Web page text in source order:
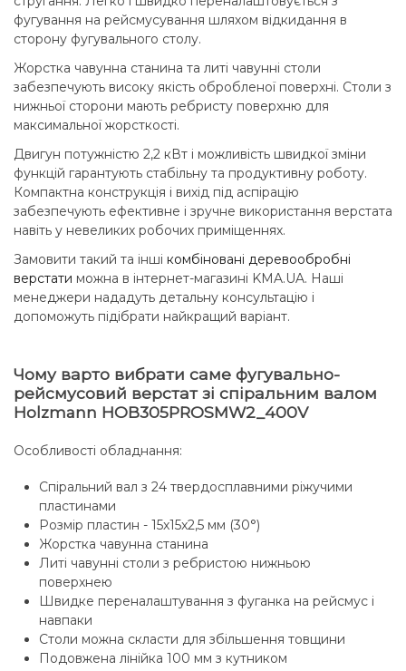
фугування на рейсмусування шляхом відкидання в
сторону фугувального столу.
Жорстка чавунна станина та литі чавунні столи
забезпечують високу якість обробленої поверхні. Столи з
нижньої сторони мають ребристу поверхню для
максимальної жорсткості.
Двигун потужністю 2,2 кВт і можливість швидкої зміни
функцій гарантують стабільну та продуктивну роботу.
Компактна конструкція і вихід під аспірацію
забезпечують ефективне і зручне використання верстата
навіть у невеликих робочих приміщеннях.
Замовити такий та інші комбіновані деревообробні
верстати можна в інтернет-магазині KMA.UA. Наші
менеджери нададуть детальну консультацію і
допоможуть підібрати найкращий варіант.
Чому варто вибрати саме фугувально-
рейсмусовий верстат зі спіральним валом
Holzmann HOB305PROSMW2_400V
Особливості обладнання:
Спіральний вал з 24 твердосплавними ріжучими
пластинами
Розмір пластин - 15x15x2,5 мм (30°)
Жорстка чавунна станина
Литі чавунні столи з ребристою нижньою
поверхнею
Швидке переналаштування з фуганка на рейсмус і
навпаки
Столи можна скласти для збільшення товщини
Подовжена лінійка 100 мм з кутником